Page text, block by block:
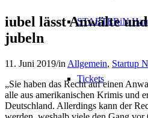
STARTERiN
Tickets
iubel lässt Anwälte
jubeln
11. Juni 2019/in Allgemein, Startup
„Sie haben das Recht auf einen
alle aus amerikanischen Krimis und
Deutschland. Allerdings kann der